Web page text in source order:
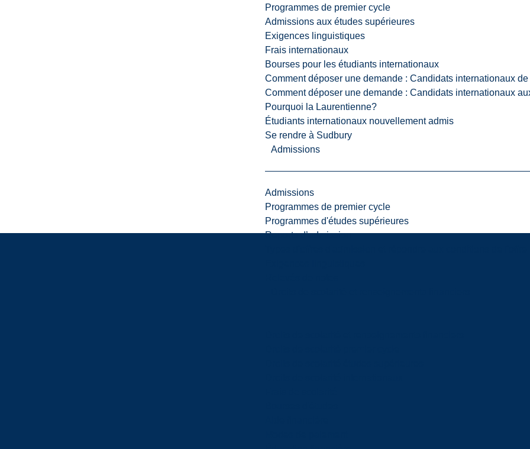
Programmes de premier cycle
Admissions aux études supérieures
Exigences linguistiques
Frais internationaux
Bourses pour les étudiants internationaux
Comment déposer une demande : Candidats internationaux
Comment déposer une demande : Candidats internationaux
Pourquoi la Laurentienne?
Étudiants internationaux nouvellement admis
Se rendre à Sudbury
Admissions
Admissions
Programmes de premier cycle
Programmes d'études supérieures
Reports d’admission